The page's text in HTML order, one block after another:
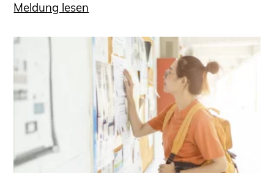
Meldung lesen